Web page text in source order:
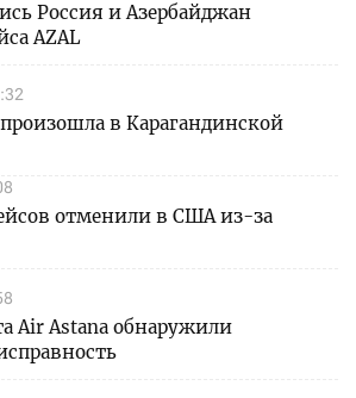
Россия и Азербайджан
AZAL
в Карагандинской
отменили в США из-за
Air Astana обнаружили